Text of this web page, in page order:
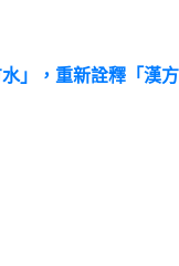
」，重新詮釋「漢方